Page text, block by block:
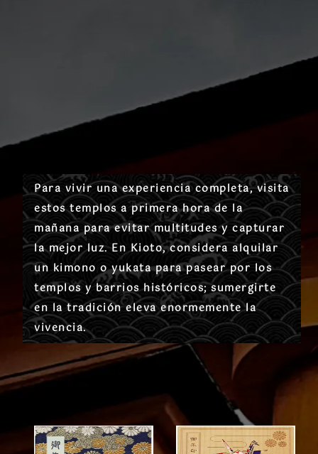
Para vivir una experiencia completa,visita
estos templos a primera hora de la
mañanapara evitar multitudes y capturar
la mejor luz. En Kioto, considera alquilar
un kimono o yukatapara pasear por los
templos y barrios históricos; sumergirte
en la tradición eleva enormemente la
vivencia.